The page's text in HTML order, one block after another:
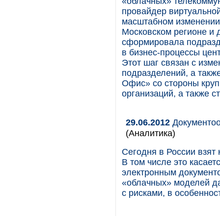
провайдер
масштабном
Московском регионе и
сформировала
в бизнес-процессы
Этот шаг связан с
подразделений, а
Офис» со стороны
организаций, а также
29.06.2012
(Аналитика)
Сегодня в России взят
В том числе это
электронным
«облачных» моделей
с рисками, в